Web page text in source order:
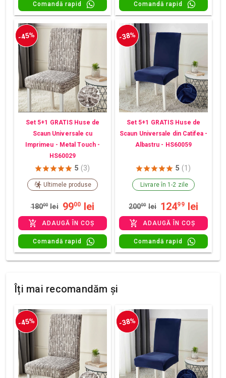
Comandă rapid Comandă rapid
-45%
Set 5+1 GRATIS Huse de
Scaun Universale cu
Imprimeu - Metal Touch -
HS60029
5 (3)
Ultimele produse
18000 lei 9900 lei
ADAUGĂ ÎN COȘ
Comandă rapid
-38%
Set 5+1 GRATIS Huse de
Scaun Universale din Catifea -
Albastru - HS60059
5 (1)
Livrare în 1-2 zile
20000 lei 12499 lei
ADAUGĂ ÎN COȘ
Comandă rapid
Îți mai recomandăm și
-45% -38%